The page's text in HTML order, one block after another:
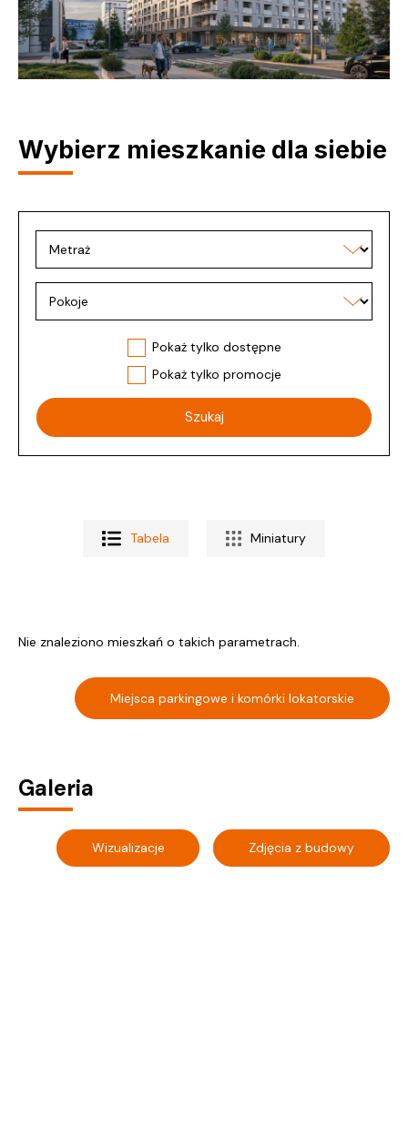
Wybierz mieszkanie dla siebie
Pokaż tylko dostępne
Pokaż tylko promocje
Tabela Miniatury
Nie znaleziono mieszkań o takich parametrach.
Miejsca parkingowe i komórki lokatorskie
Galeria
Wizualizacje Zdjęcia z budowy